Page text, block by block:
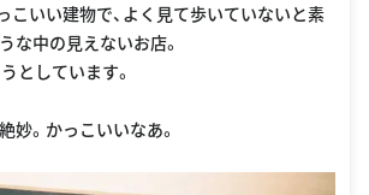
こいい建物で、よく見て歩いていないと素
な中の見えないお店。
としています。
妙。かっこいいなあ。